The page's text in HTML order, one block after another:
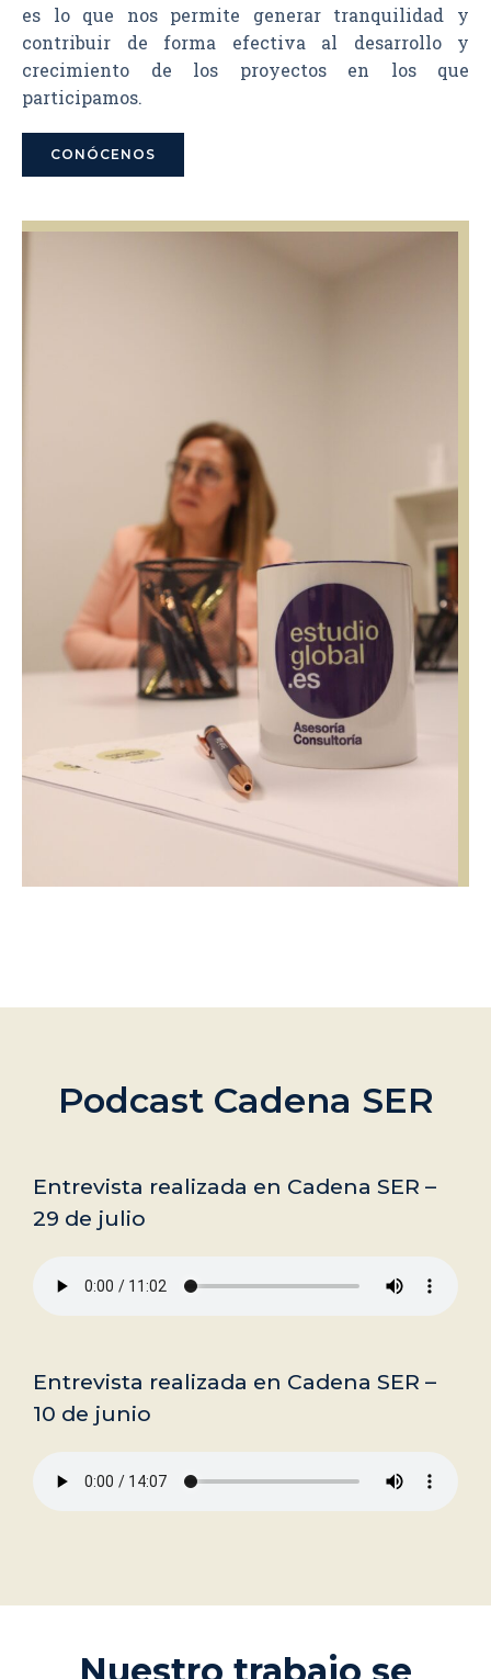
es lo que nos permite generar tranquilidad y
contribuir de forma efectiva al desarrollo y
crecimiento de los proyectos en los que
participamos.
CONÓCENOS
Podcast Cadena SER
Entrevista realizada en Cadena SER –
29 de julio
Entrevista realizada en Cadena SER –
10 de junio